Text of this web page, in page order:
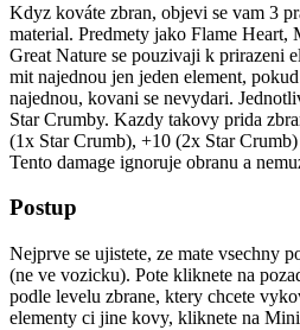
Kdyz kováte zbran, objevi se vam 3
material. Predmety jako Flame Heart,
Great Nature se pouzivaji k prirazeni
mit najednou jen jeden element,
najednou, kovani se nevydari.
Star Crumby. Kazdy takovy prida
(1x Star Crumb), +10 (2x Star
Tento damage ignoruje obranu a
Postup
Nejprve se ujistete, ze mate vsechny
(ne ve vozicku). Pote kliknete na
podle levelu zbrane, ktery chcete
elementy ci jine kovy, kliknete na